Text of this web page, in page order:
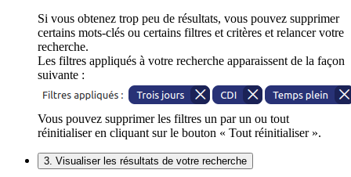
Si vous obtenez trop peu de résultats, vous pouvez supprimer
certains mots-clés ou certains filtres et critères et relancer votre
recherche.
Les filtres appliqués à votre recherche apparaissent de la façon
suivante :
Vous pouvez supprimer les filtres un par un ou tout
réinitialiser en cliquant sur le bouton « Tout réinitialiser ».
3. Visualiser les résultats de votre recherche